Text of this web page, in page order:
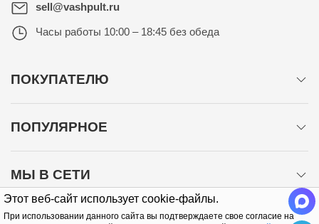
Этот веб-сайт использует cookie-файлы.
При использовании данного сайта вы подтверждаете свое согласие на
sell@vashpult.ru
Часы работы 10:00 – 18:45 без обеда
ПОКУПАТЕЛЮ
ПОПУЛЯРНОЕ
МЫ В СЕТИ